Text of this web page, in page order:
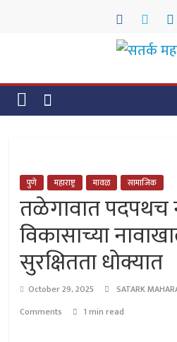
पुणे महाराष्ट्र मावळ सामाजिक
तळेगावात पदपथच
विकासाच्या
सुरक्षितता धोक्यात
October 29, 2025 SATARK
Comments
1 min read